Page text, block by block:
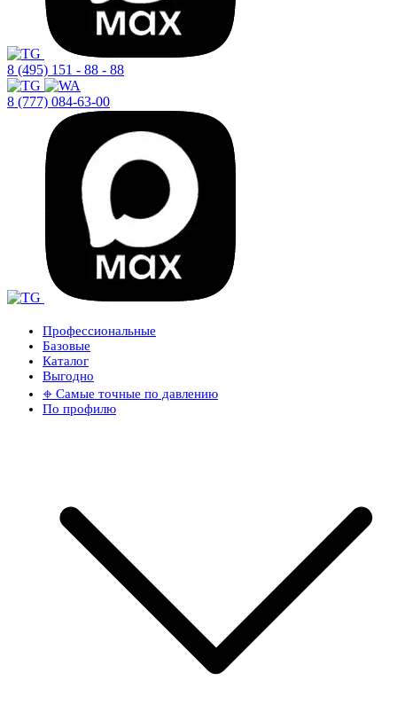
8 (495) 151 - 88 - 88
8 (777) 084-63-00
Профессиональные
Базовые
Каталог
Выгодно
𖦏 Самые точные по давлению
По профилю